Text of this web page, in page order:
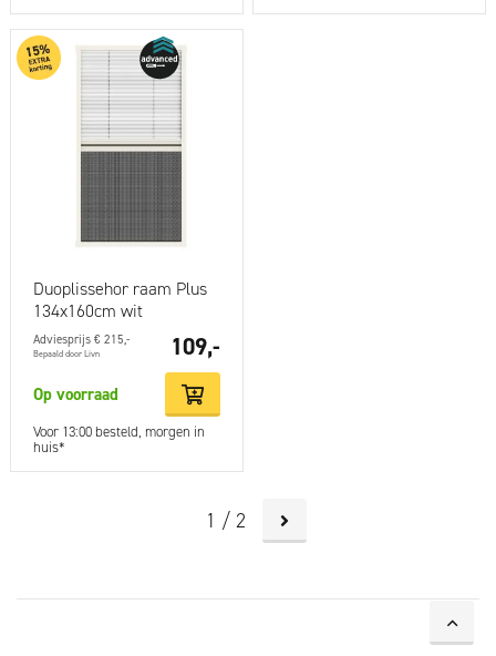
Duoplissehor raam Plus
134x160cm wit
Adviesprijs € 215,-
Bepaald door Livn 109,-
Op voorraad
Voor 13:00 besteld, morgen in
huis*
1 / 2